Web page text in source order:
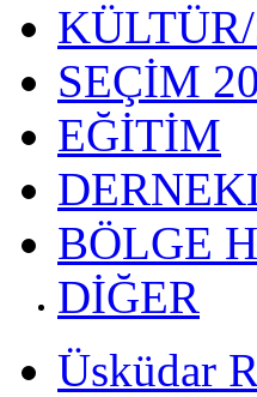
SEÇİM
EĞİTİM
BÖLGE
DİĞER
Üsküdar